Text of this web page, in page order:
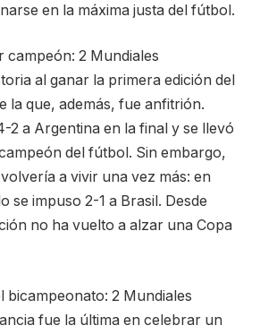
en la máxima justa del fútbol.
campeón: 2 Mundiales
al ganar la primera edición del
la que, además, fue anfitrión.
2 a Argentina en la final y se llevó
del fútbol. Sin embargo,
a vivir una vez más: en
se impuso 2-1 a Brasil. Desde
no ha vuelto a alzar una Copa
bicampeonato: 2 Mundiales
fue la última en celebrar un